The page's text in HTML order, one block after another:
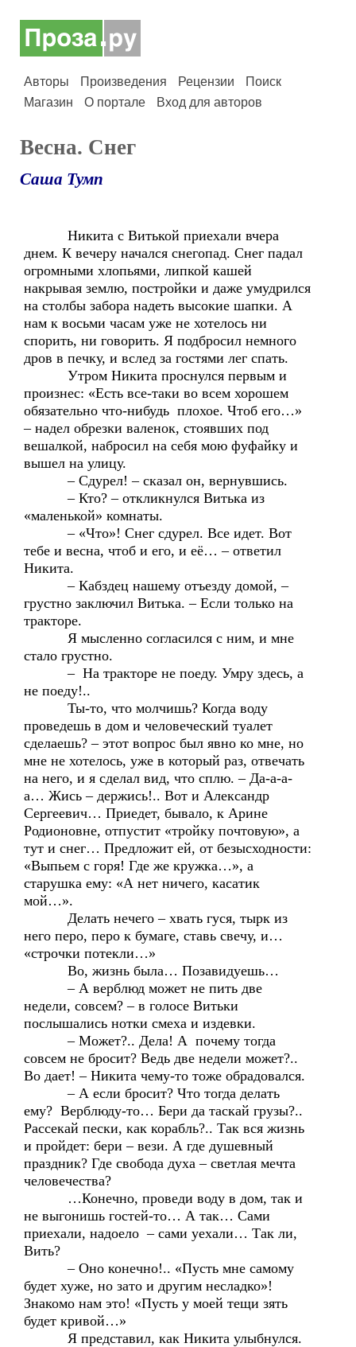
Авторы Произведения Рецензии
Поиск
Магазин
О портале Вход для авторов
Весна. Снег
Саша Тумп
Никита с Витькой приехали вчера
днем. К вечеру начался снегопад. Снег падал
огромными хлопьями, липкой кашей
накрывая землю, постройки и даже умудрился
на столбы забора надеть высокие шапки. А
нам к восьми часам уже не хотелось ни
спорить, ни говорить. Я подбросил немного
дров в печку, и вслед за гостями лег спать.
Утром Никита проснулся первым и
произнес: «Есть все-таки во всем хорошем
обязательно что-нибудь плохое. Чтоб его…»
– надел обрезки валенок, стоявших под
вешалкой, набросил на себя мою фуфайку и
вышел на улицу.
– Сдурел! – сказал он, вернувшись.
– Кто? – откликнулся Витька из
«маленькой» комнаты.
– «Что»! Снег сдурел. Все идет. Вот
тебе и весна, чтоб и его, и её… – ответил
Никита.
– Кабздец нашему отъезду домой, –
грустно заключил Витька. – Если только на
тракторе.
Я мысленно согласился с ним, и мне
стало грустно.
– На тракторе не поеду. Умру здесь, а
не поеду!..
Ты-то, что молчишь? Когда воду
проведешь в дом и человеческий туалет
сделаешь? – этот вопрос был явно ко мне, но
мне не хотелось, уже в который раз, отвечать
на него, и я сделал вид, что сплю. – Да-а-а-
а… Жись – держись!.. Вот и Александр
Сергеевич… Приедет, бывало, к Арине
Родионовне, отпустит «тройку почтовую», а
тут и снег… Предложит ей, от безысходности:
«Выпьем с горя! Где же кружка…», а
старушка ему: «А нет ничего, касатик
мой…».
Делать нечего – хвать гуся, тырк из
него перо, перо к бумаге, ставь свечу, и…
«строчки потекли…»
Во, жизнь была… Позавидуешь…
– А верблюд может не пить две
недели, совсем? – в голосе Витьки
послышались нотки смеха и издевки.
– Может?.. Дела! А почему тогда
совсем не бросит? Ведь две недели может?..
Во дает! – Никита чему-то тоже обрадовался.
– А если бросит? Что тогда делать
ему? Верблюду-то… Бери да таскай грузы?..
Рассекай пески, как корабль?.. Так вся жизнь
и пройдет: бери – вези. А где душевный
праздник? Где свобода духа – светлая мечта
человечества?
…Конечно, проведи воду в дом, так и
не выгонишь гостей-то… А так… Сами
приехали, надоело – сами уехали… Так ли,
Вить?
– Оно конечно!.. «Пусть мне самому
будет хуже, но зато и другим несладко»!
Знакомо нам это! «Пусть у моей тещи зять
будет кривой…»
Я представил, как Никита улыбнулся.